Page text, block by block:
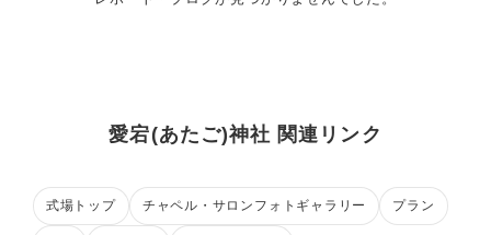
愛宕(あたご)神社 関連リンク
式場トップ チャペル・サロンフォトギャラリー プラン